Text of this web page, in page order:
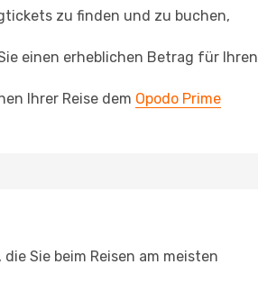
zu finden und zu buchen,
einen erheblichen Betrag für Ihren
Ihrer Reise dem Opodo Prime
Sie beim Reisen am meisten